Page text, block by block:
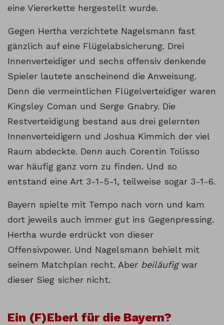
eine Viererkette hergestellt wurde.
Gegen Hertha verzichtete Nagelsmann fast
gänzlich auf eine Flügelabsicherung. Drei
Innenverteidiger und sechs offensiv denkende
Spieler lautete anscheinend die Anweisung.
Denn die vermeintlichen Flügelverteidiger waren
Kingsley Coman und Serge Gnabry. Die
Restverteidigung bestand aus drei gelernten
Innenverteidigern und Joshua Kimmich der viel
Raum abdeckte. Denn auch Corentin Tolisso
war häufig ganz vorn zu finden. Und so
entstand eine Art 3-1-5-1, teilweise sogar 3-1-6.
Bayern spielte mit Tempo nach vorn und kam
dort jeweils auch immer gut ins Gegenpressing.
Hertha wurde erdrückt von dieser
Offensivpower. Und Nagelsmann behielt mit
seinem Matchplan recht. Aber beiläufigwar
dieser Sieg sicher nicht.
Ein (F)Eberl für die Bayern?